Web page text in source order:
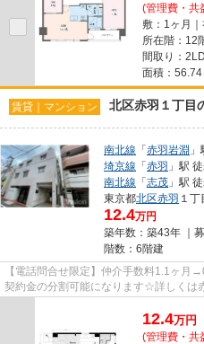
(管理費・共
敷：1ヶ月
所在階：12
間取り：
面積：56.74
賃貸｜マンション 北区赤羽１丁目
南北線 「赤羽岩淵
埼京線 「赤羽 」駅
南北線 「志茂 」駅
東京都北区赤羽 １
12.4万円
築年数：築43年 ｜募
階数：6階建
【電話問合せ限定】仲介手数料1.1ヶ
契約金の分割可能になります☆詳しくは
4177】VISION赤羽店までご連絡下さ...
12.4万円
(管理費・共